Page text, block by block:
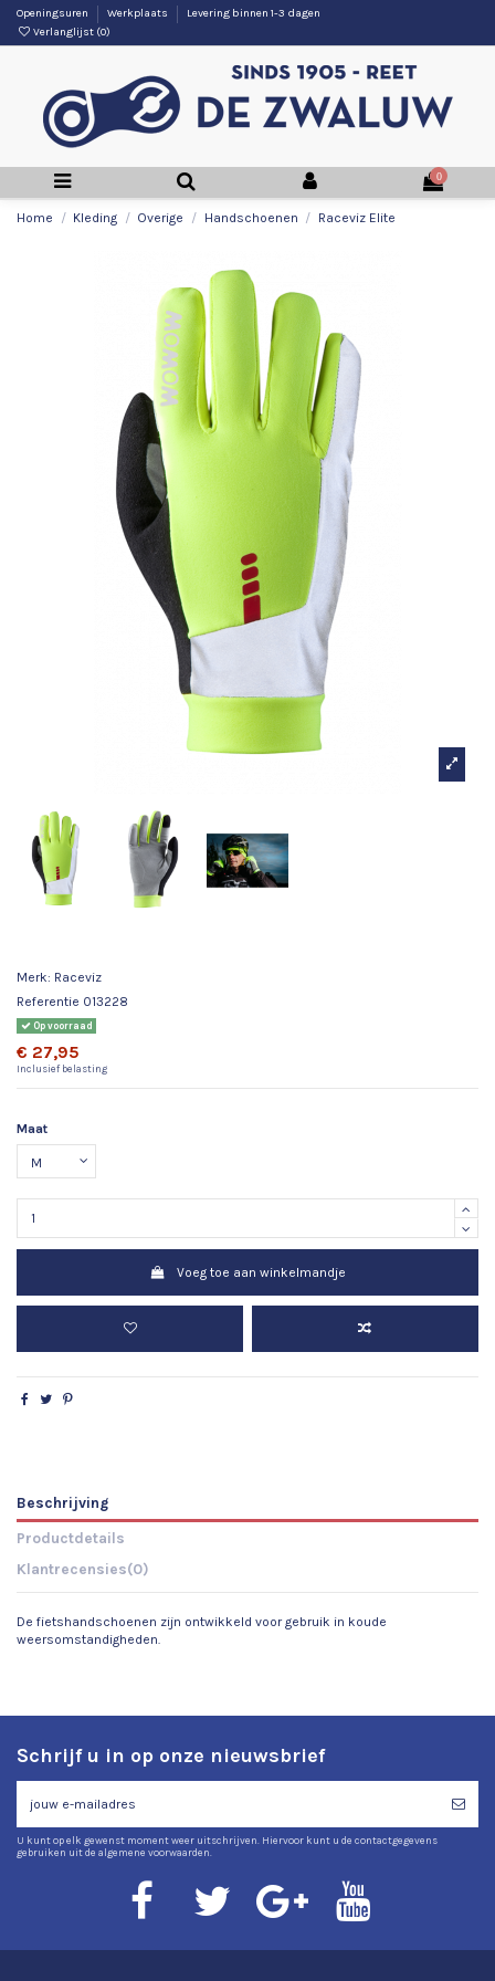
Openingsuren Werkplaats
Levering binnen 1-3 dagen
Verlanglijst (0)
0
Home Kleding Overige Handschoenen Raceviz Elite
Merk: Raceviz
Referentie 013228
Op voorraad
€ 27,95
Inclusief belasting
Maat
Voeg toe aan winkelmandje
Beschrijving
Productdetails
Klantrecensies(0)
De fietshandschoenen zijn ontwikkeld voor gebruik in koude
weersomstandigheden.
Schrijf u in op onze nieuwsbrief
U kunt op elk gewenst moment weer uitschrijven. Hiervoor kunt u de contactgegevens
gebruiken uit de algemene voorwaarden.